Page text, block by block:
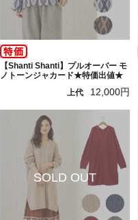
【Shanti Shanti】プルオーバー モ
ノトーンジャカード★特価出値★
上代
12,000円